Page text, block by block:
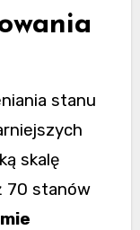
stanu
skalę
70 stanów